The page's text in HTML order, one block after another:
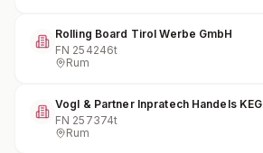
Rolling Board Tirol Werbe GmbH
FN 254246t
Rum
Vogl & Partner Inpratech Handels KEG
FN 257374t
Rum